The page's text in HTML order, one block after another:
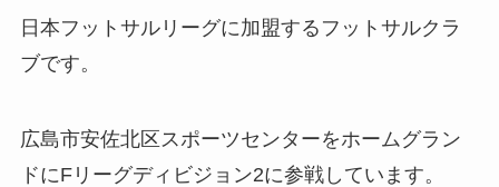
日本フットサルリーグに加盟するフットサルクラ
ブです。
広島市安佐北区スポーツセンターをホームグラン
ドにFリーグディビジョン2に参戦しています。